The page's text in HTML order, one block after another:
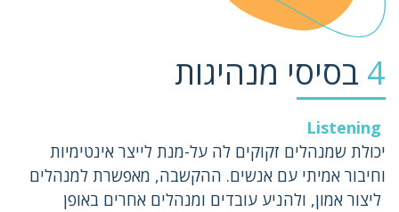
4 בסיסי מנהיגות
Listening
יכולת שמנהלים זקוקים לה על-מנת לייצר אינטימיות
וחיבור אמיתי עם אנשים. ההקשבה, מאפשרת למנהלים
ליצור אמון, ולהניע עובדים ומנהלים אחרים באופן